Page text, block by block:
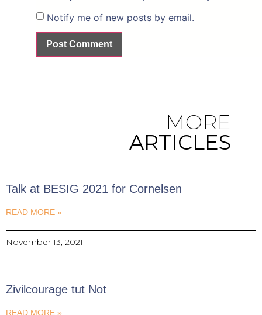
Notify me of new posts by email.
MORE
ARTICLES
Talk at BESIG 2021 for Cornelsen
READ MORE »
November 13, 2021
Zivilcourage tut Not
READ MORE »